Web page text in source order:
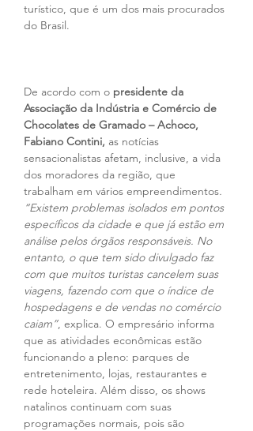
turístico, que é um dos mais procurados
do Brasil.
De acordo com o presidente da
Associação da Indústria e Comércio de
Chocolates de Gramado – Achoco,
Fabiano Contini, as notícias
sensacionalistas afetam, inclusive, a vida
dos moradores da região, que
trabalham em vários empreendimentos.
“Existem problemas isolados em pontos
específicos da cidade e que já estão em
análise pelos órgãos responsáveis. No
entanto, o que tem sido divulgado faz
com que muitos turistas cancelem suas
viagens, fazendo com que o índice de
hospedagens e de vendas no comércio
caiam”, explica. O empresário informa
que as atividades econômicas estão
funcionando a pleno: parques de
entretenimento, lojas, restaurantes e
rede hoteleira. Além disso, os shows
natalinos continuam com suas
programações normais, pois são